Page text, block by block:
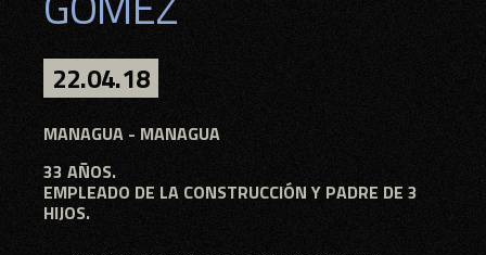
22.04.18
MANAGUA
33 AÑOS.
EMPLEADO DE LA CONSTRUCCIÓN Y PADRE DE 3
HIJOS.
22.04.18
MANAGUA - MANAGUA
33 AÑOS.
EMPLEADO DE LA CONSTRUCCIÓN Y PADRE DE 3
HIJOS.